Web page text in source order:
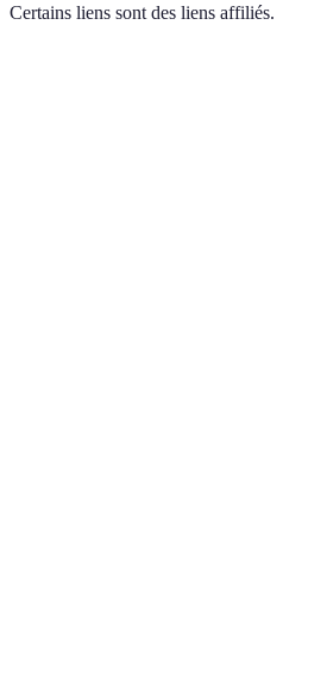
Certains liens sont des liens affiliés.